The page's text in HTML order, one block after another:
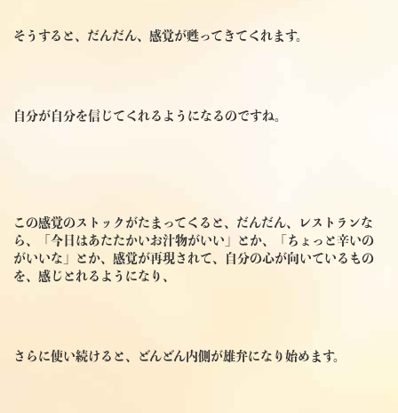
そうすると、だんだん、感覚が甦ってきてくれます。
自分が自分を信じてくれるようになるのですね。
この感覚のストックがたまってくると、だんだん、レストランな
ら、「今日はあたたかいお汁物がいい」とか、「ちょっと辛いの
がいいな」とか、感覚が再現されて、自分の心が向いているもの
を、感じとれるようになり、
さらに使い続けると、どんどん内側が雄弁になり始めます。